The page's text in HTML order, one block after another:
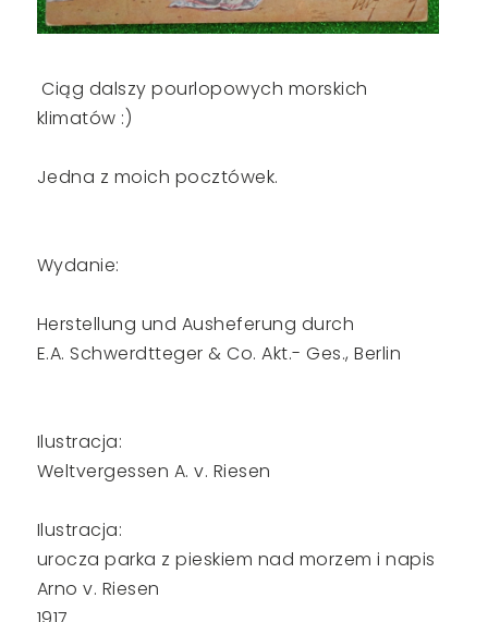
Ciąg dalszy pourlopowych morskich
klimatów :)
Jedna z moich pocztówek.
Wydanie:
Herstellung und Ausheferung durch
E.A. Schwerdtteger & Co. Akt.- Ges., Berlin
Ilustracja:
Weltvergessen A. v. Riesen
Ilustracja:
urocza parka z pieskiem nad morzem i napis
Arno v. Riesen